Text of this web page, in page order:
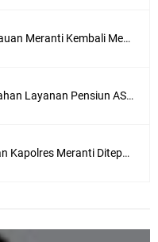
Pemerintah Kabupaten Kepulauan Meranti Kembali Merombak 3 Pejabat Eselon III. A Serta III. B
Bupati Asmar Dorong Kemudahan Layanan Pensiun ASN melalui Sinergi dengan BRK Syariah
Rombongan Negeri Melaka dan Kapolres Meranti Ditepungtawari, Sinergi Adat hingga Green Policing Menguat